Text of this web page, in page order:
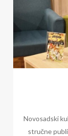
Novosadski
stručne